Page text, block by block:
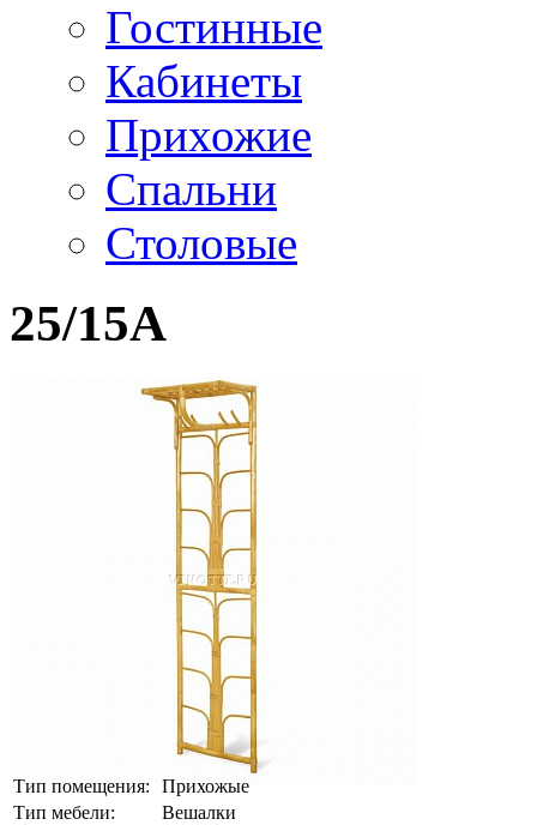
Гостинные
Кабинеты
Прихожие
Спальни
Столовые
25/15A
Тип помещения:
Прихожые
Тип мебели:
Вешалки